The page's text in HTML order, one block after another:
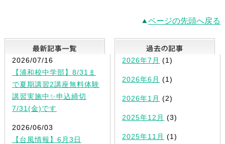
ページの先頭へ戻る
最新記事一覧
2026/07/16
【浦和校中学部】8/31ま
で夏期講習2講座無料体験
講習実施中✨申込締切
7/31(金)です
2026/06/03
【台風情報】6月3日
2026年7月 (1)
2026年6月 (1)
2026年1月 (2)
2025年12月 (3)
2025年11月 (1)